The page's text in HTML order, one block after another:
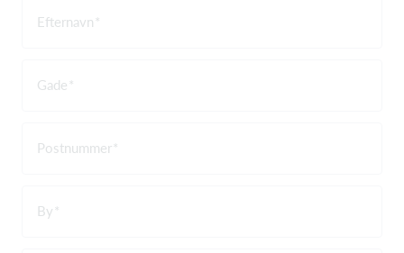
Efternavn
Gade
Postnummer
By